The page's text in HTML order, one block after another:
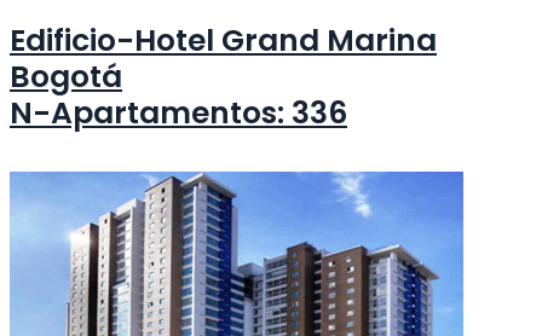
Edificio-Hotel Grand Marina
Bogotá
N-Apartamentos: 336